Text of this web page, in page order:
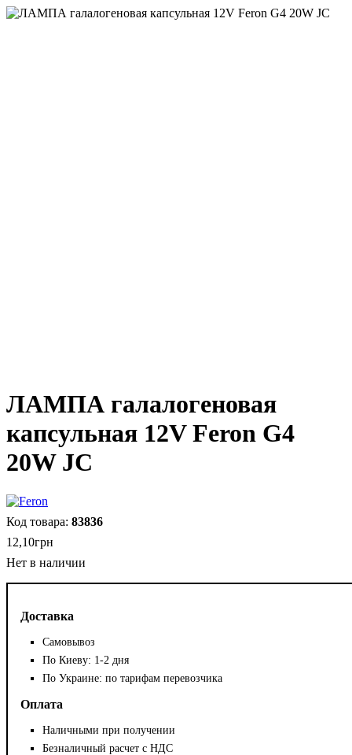
ЛАМПА галалогеновая
капсульная 12V Feron G4
20W JC
83836
12,10грн
Нет в наличии
Доставка
Самовывоз
По Киеву: 1-2 дня
По Украине: по тарифам перевозчика
Оплата
Наличными при получении
Безналичный расчет с НДС